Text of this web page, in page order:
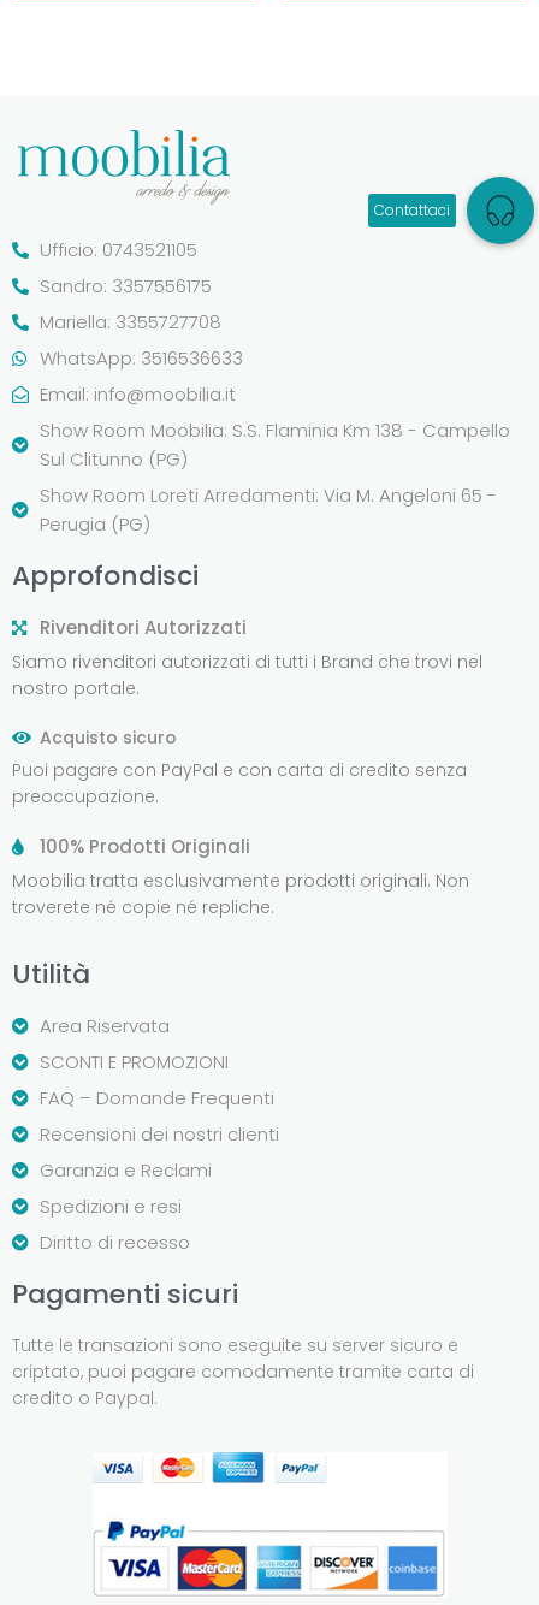
Ufficio: 0743521105
Sandro: 3357556175
Mariella: 3355727708
WhatsApp: 3516536633
Email: info@moobilia.it
Show Room Moobilia: S.S. Flaminia Km 138 - Campello
Sul Clitunno (PG)
Show Room Loreti Arredamenti: Via M. Angeloni 65 -
Perugia (PG)
Approfondisci
Rivenditori Autorizzati
Siamo rivenditori autorizzati di tutti i Brand che trovi nel
nostro portale.
Acquisto sicuro
Puoi pagare con PayPal e con carta di credito senza
preoccupazione.
100% Prodotti Originali
Moobilia tratta esclusivamente prodotti originali. Non
troverete né copie né repliche.
Utilità
Area Riservata
SCONTI E PROMOZIONI
FAQ – Domande Frequenti
Recensioni dei nostri clienti
Garanzia e Reclami
Spedizioni e resi
Diritto di recesso
Pagamenti sicuri
Tutte le transazioni sono eseguite su server sicuro e
criptato, puoi pagare comodamente tramite carta di
credito o Paypal.